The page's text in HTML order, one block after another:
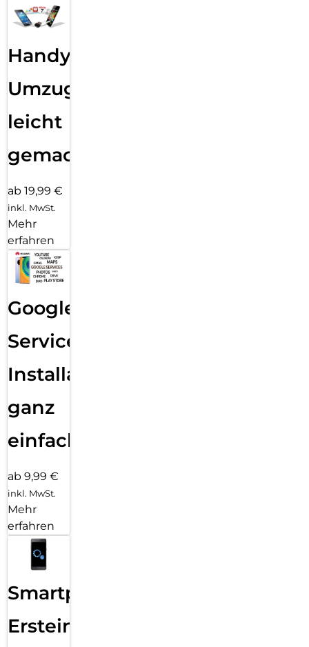
Handy
Umzug
leicht
gemacht!
ab 19,99 €
inkl. MwSt.
Mehr
erfahren
Google
Services
Installation
ganz
einfach
ab 9,99 €
inkl. MwSt.
Mehr
erfahren
Smartphone
Ersteinrichtung